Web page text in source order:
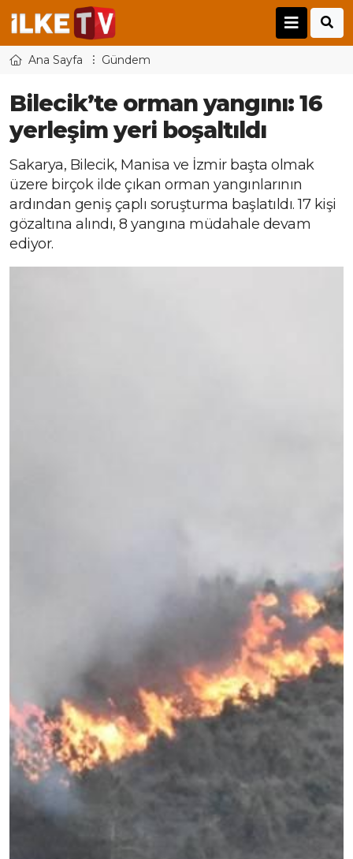
Ana Sayfa Gündem
Bilecik’te orman yangını: 16
yerleşim yeri boşaltıldı
Sakarya, Bilecik, Manisa ve İzmir başta olmak
üzere birçok ilde çıkan orman yangınlarının
ardından geniş çaplı soruşturma başlatıldı. 17 kişi
gözaltına alındı, 8 yangına müdahale devam
ediyor.